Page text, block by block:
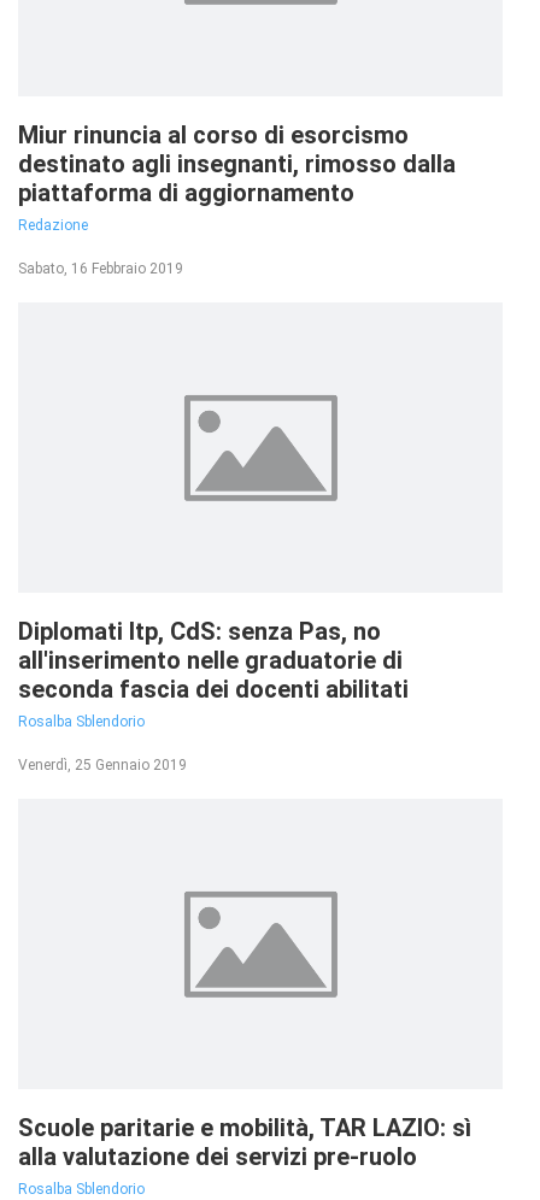
Miur rinuncia al corso di esorcismo
destinato agli insegnanti, rimosso dalla
piattaforma di aggiornamento
Redazione
Sabato, 16 Febbraio 2019
Diplomati Itp, CdS: senza Pas, no
all'inserimento nelle graduatorie di
seconda fascia dei docenti abilitati
Rosalba Sblendorio
Venerdì, 25 Gennaio 2019
Scuole paritarie e mobilità, TAR LAZIO: sì
alla valutazione dei servizi pre-ruolo
Rosalba Sblendorio